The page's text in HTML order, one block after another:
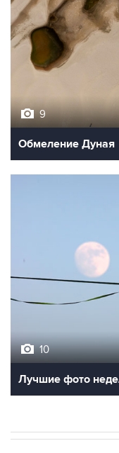
9
Обмеление Дуная
10
Лучшие фото